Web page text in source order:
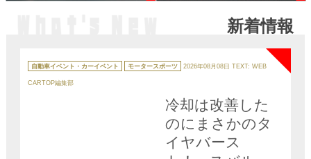
新着情報
テ
ゴ
ー
自動車イベント・カーイベント モータースポーツ 2026年08月08日 TEXT: WEB
CARTOP編集部
NEW
冷却は改善した
のにまさかのタ
イヤバース